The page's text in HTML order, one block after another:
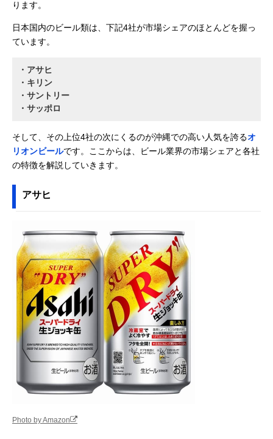
ります。
日本国内のビール類は、下記4社が市場シェアのほとんどを握っ
ています。
・アサヒ
・キリン
・サントリー
・サッポロ
そして、その上位4社の次にくるのが沖縄での高い人気を誇るオ
リオンビールです。ここからは、ビール業界の市場シェアと各社
の特徴を解説していきます。
アサヒ
Photo by Amazon